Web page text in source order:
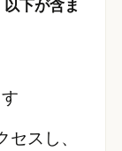
下が含ま
スし、